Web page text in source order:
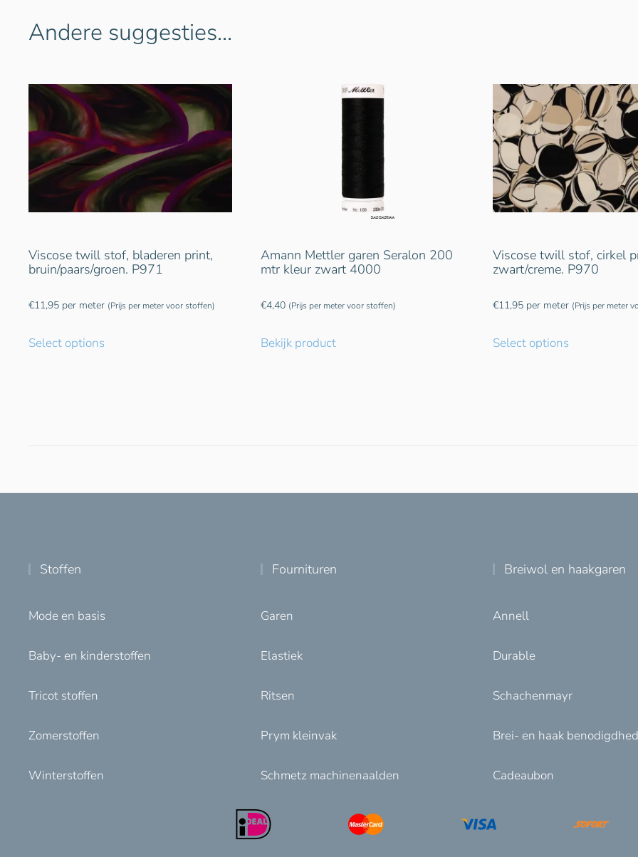
Andere suggesties…
Viscose twill stof, bladeren print,
bruin/paars/groen. P971
€11,95 per meter (Prijs per meter voor stoffen)
Select options
Amann Mettler garen Seralon 200
mtr kleur zwart 4000
€4,40 (Prijs per meter voor stoffen)
Bekijk product
Viscose twill stof, cirkel
zwart/creme. P970
€11,95 per meter (Prijs per meter
Select options
Stoffen
Mode en basis
Baby- en kinderstoffen
Tricot stoffen
Zomerstoffen
Winterstoffen
Fournituren
Garen
Elastiek
Ritsen
Prym kleinvak
Schmetz machinenaalden
Breiwol en haakgaren
Annell
Durable
Schachenmayr
Brei- en haak
Cadeaubon